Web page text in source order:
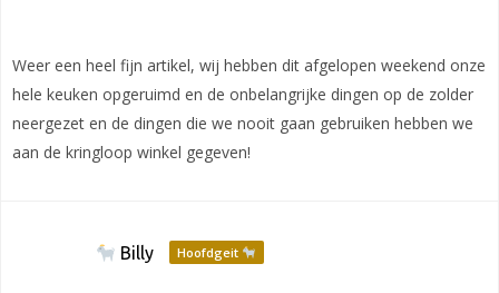
Weer een heel fijn artikel, wij hebben dit afgelopen weekend onze
hele keuken opgeruimd en de onbelangrijke dingen op de zolder
neergezet en de dingen die we nooit gaan gebruiken hebben we
aan de kringloop winkel gegeven!
Billy Hoofdgeit